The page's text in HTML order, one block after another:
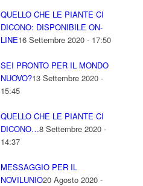
QUELLO CHE LE PIANTE CI
DICONO: DISPONIBILE ON-
LINE16 Settembre 2020 - 17:50
SEI PRONTO PER IL MONDO
NUOVO?13 Settembre 2020 -
15:45
QUELLO CHE LE PIANTE CI
DICONO…8 Settembre 2020 -
14:37
MESSAGGIO PER IL
NOVILUNIO20 Agosto 2020 -